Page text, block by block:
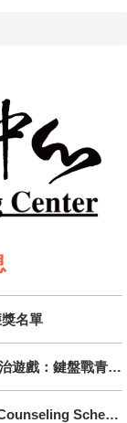
獎名單
[訊息轉知] 數位/網路性別暴力防治遊戲：鍵盤戰青春 --開放下載囉！
114-2 初談及諮商班表 Intake & Counseling Schedule(包含心理師學經歷與專長)